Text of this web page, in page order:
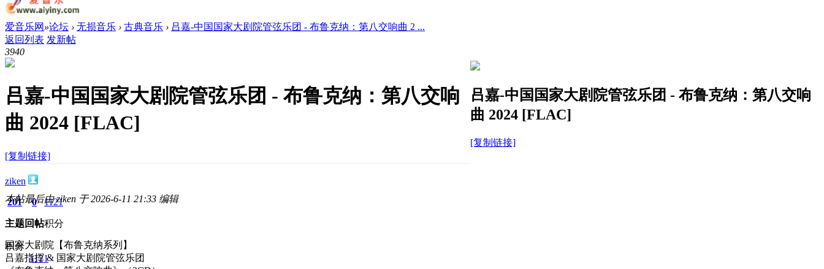
爱音乐网 »论坛 › 无损音乐 › 古典音乐 › 吕嘉-中国国家大剧院管弦乐团 - 布鲁克纳：第八交响曲 2 ...
返回列表 发新帖
3940
吕嘉-中国国家大剧院管弦乐团 - 布鲁克纳：第八交响
曲 2024 [FLAC]
[复制链接]
吕嘉-中国国家大剧院管弦乐团 - 布鲁克纳：第八交响
曲 2024 [FLAC]
[复制链接]
ziken
201
主题
0
回帖
1121
积分
积分
1121
本帖最后由 ziken 于 2026-6-11 21:33 编辑
国家大剧院【布鲁克纳系列】
吕嘉指挥 & 国家大剧院管弦乐团